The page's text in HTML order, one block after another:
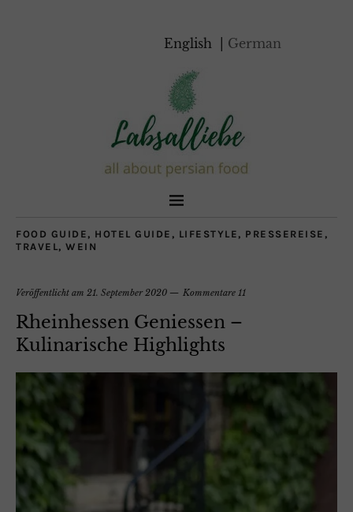
English German
FOOD GUIDE , HOTEL GUIDE , LIFESTYLE , PRESSEREISE ,
TRAVEL, WEIN
Veröffentlicht am 21. September 2020 Kommentare 11
Rheinhessen Geniessen –
Kulinarische Highlights